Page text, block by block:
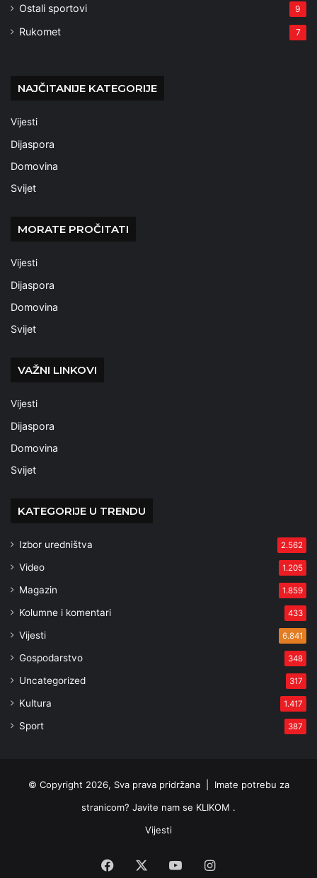
Ostali sportovi 9
Rukomet 7
NAJČITANIJE KATEGORIJE
Vijesti
Dijaspora
Domovina
Svijet
MORATE PROČITATI
Vijesti
Dijaspora
Domovina
Svijet
VAŽNI LINKOVI
Vijesti
Dijaspora
Domovina
Svijet
KATEGORIJE U TRENDU
Izbor uredništva 2.562
Video 1.205
Magazin 1.859
Kolumne i komentari 433
Vijesti 6.841
Gospodarstvo 348
Uncategorized 317
Kultura 1.417
Sport 387
© Copyright 2026, Sva prava pridržana | Imate potrebu za
stranicom? Javite nam se KLIKOM .
Vijesti
Facebook YouTubeInstagram